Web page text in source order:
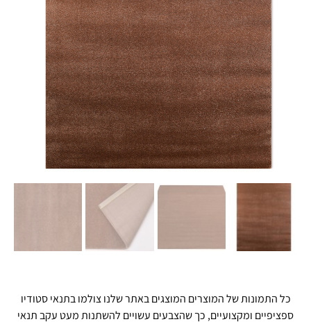
כל התמונות של המוצרים המוצגים באתר שלנו צולמו בתנאי סטודיו
ספציפיים ומקצועיים, כך שהצבעים עשויים להשתנות מעט עקב תנאי